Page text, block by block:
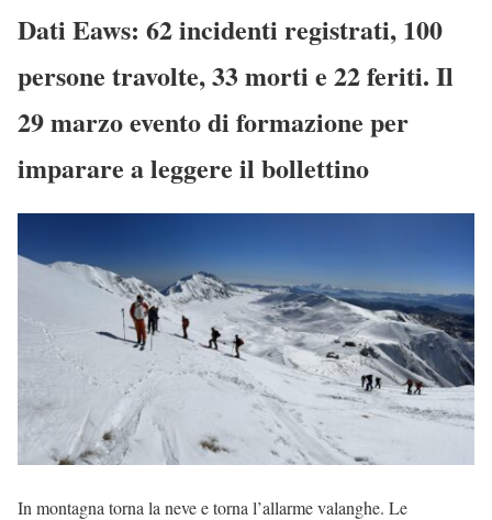
Dati Eaws: 62 incidenti registrati, 100
persone travolte, 33 morti e 22 feriti. Il
29 marzo evento di formazione per
imparare a leggere il bollettino
In montagna torna la neve e torna l’allarme valanghe. Le